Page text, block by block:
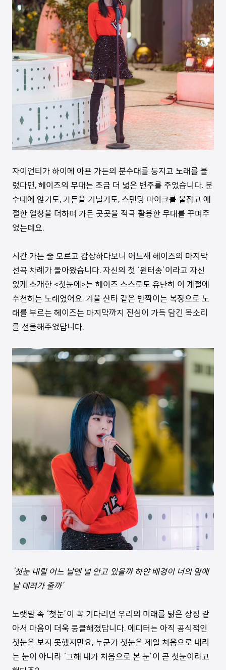
자이언티가 하이메 아욘 가든의 분수대를 등지고 노래를 불
렀다면, 헤이즈의 무대는 조금 더 넓은 변주를 주었습니다. 분
수대에 앉기도, 가든을 거닐기도, 스탠딩 마이크를 붙잡고 애
절한 열창을 더하며 가든 곳곳을 적극 활용한 무대를 꾸며주
었는데요.
시간 가는 줄 모르고 감상하다보니 어느새 헤이즈의 마지막
선곡 차례가 돌아왔습니다. 자신의 첫 ‘윈터송’이라고 자신
있게 소개한 <첫눈에>는 헤이즈 스스로도 유난히 이 계절에
추천하는 노래였어요. 겨울 산타 같은 반짝이는 복장으로 노
래를 부르는 헤이즈는 마지막까지 진심이 가득 담긴 목소리
를 선물해주었답니다.
‘첫눈 내릴 어느 날엔 널 안고 있을까 하얀 배경이 너의 맘에
날 데려가 줄까’
노랫말 속 ‘첫눈’이 꼭 기다리던 우리의 미래를 닮은 상징 같
아서 마음이 더욱 뭉클해졌답니다. 에디터는 아직 공식적인
첫눈은 보지 못했지만요, 누군가 첫눈은 제일 처음으로 내리
는 눈이 아니라 ‘그해 내가 처음으로 본 눈’이 곧 첫눈이라고